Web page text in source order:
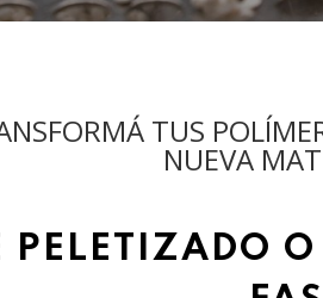
TUS
NUEVA
PELETIZADO